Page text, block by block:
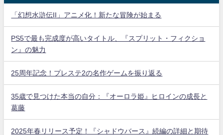
「幻想水滸伝II」アニメ化！新たな冒険が始まる
PS5で最も完成度が高いタイトル、『スプリット・フィクショ
ン』の魅力
25周年記念！プレステ2の名作ゲームを振り返る
35歳で見つけた本当の自分：『オーロラ姫』ヒロインの成長と
葛藤
2025年春リリース予定！『シャドウバース』続編の詳細と期待